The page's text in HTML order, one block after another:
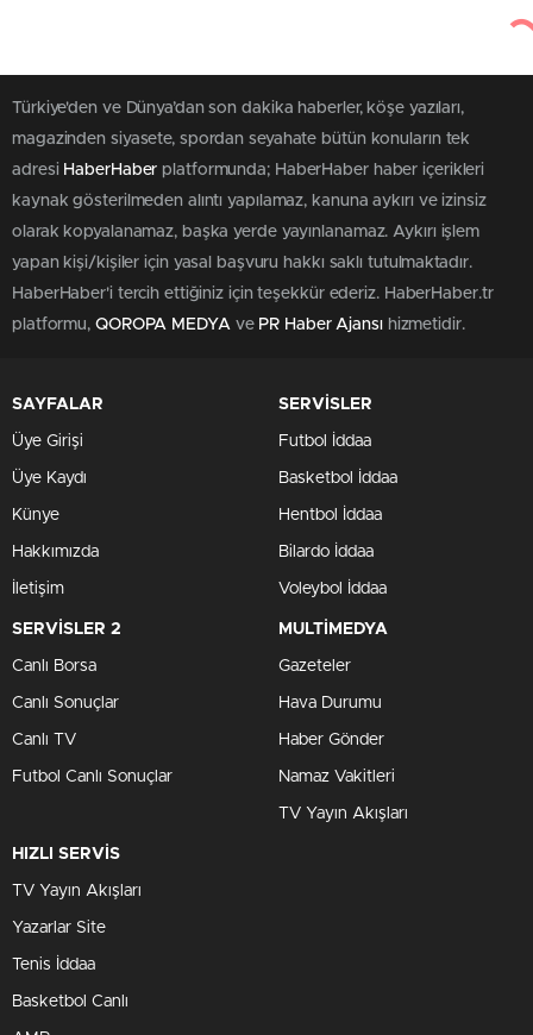
Türkiye'den ve Dünya’dan son dakika haberler, köşe yazıları,
magazinden siyasete, spordan seyahate bütün konuların tek
adresi HaberHaber platformunda; HaberHaber haber içerikleri
kaynak gösterilmeden alıntı yapılamaz, kanuna aykırı ve izinsiz
olarak kopyalanamaz, başka yerde yayınlanamaz. Aykırı işlem
yapan kişi/kişiler için yasal başvuru hakkı saklı tutulmaktadır.
HaberHaber'i tercih ettiğiniz için teşekkür ederiz. HaberHaber.tr
platformu, QOROPA MEDYAve PR Haber Ajansıhizmetidir.
SAYFALAR
Üye Girişi
Üye Kaydı
Künye
Hakkımızda
İletişim
SERVİSLER
Futbol İddaa
Basketbol İddaa
Hentbol İddaa
Bilardo İddaa
Voleybol İddaa
SERVİSLER 2
Canlı Borsa
Canlı Sonuçlar
Canlı TV
Futbol Canlı Sonuçlar
MULTİMEDYA
Gazeteler
Hava Durumu
Haber Gönder
Namaz Vakitleri
TV Yayın Akışları
HIZLI SERVİS
TV Yayın Akışları
Yazarlar Site
Tenis İddaa
Basketbol Canlı